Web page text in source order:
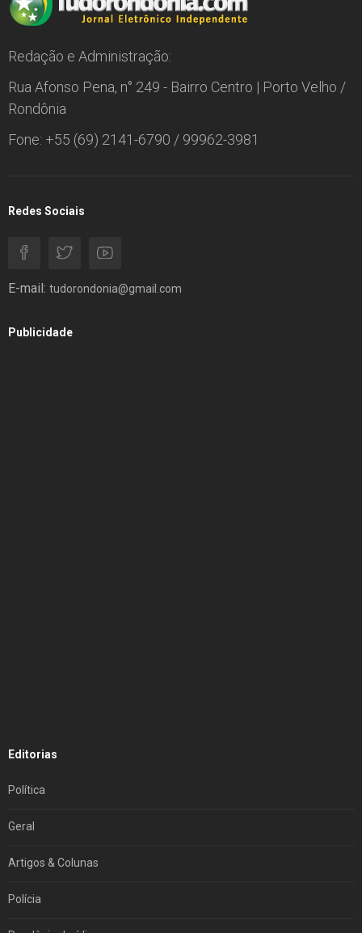
Redação e Administração:
Rua Afonso Pena, n° 249 - Bairro Centro | Porto Velho /
Rondônia
Fone: +55 (69) 2141-6790 / 99962-3981
Redes Sociais
E-mail: tudorondonia@gmail.com
Publicidade
Editorias
Política
Geral
Artigos & Colunas
Polícia